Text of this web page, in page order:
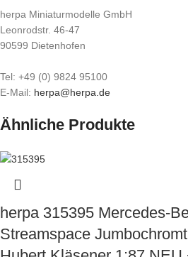
herpa Miniaturmodelle GmbH
Leonrodstr. 46-47
90599 Dietenhofen
Tel: +49 (0) 9824 95100
E-Mail: herpa@herpa.de
Ähnliche Produkte
herpa 315395 Mercedes-
Streamspace